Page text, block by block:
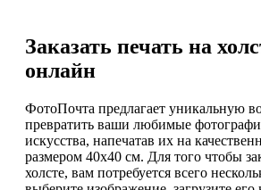
Заказать печать на
онлайн
ФотоПочта предлагает уникальную
превратить ваши любимые
искусства, напечатав их на
размером 40х40 см. Для того чтобы
холсте, вам потребуется всего